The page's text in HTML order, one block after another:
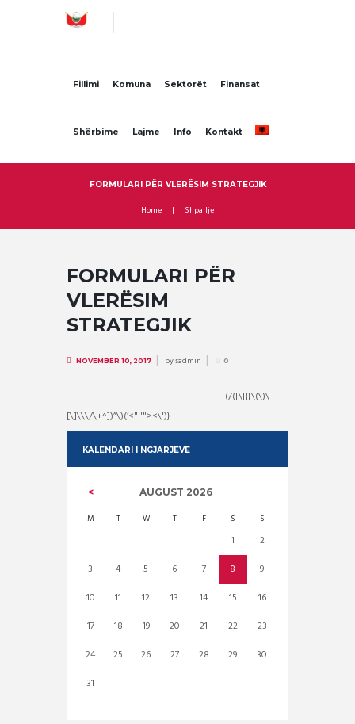
Fillimi Komuna Sektorët Finansat
Shërbime Lajme Info Kontakt
FORMULARI PËR VLERËSIM STRATEGJIK
Home Shpallje
FORMULARI PËR
VLERËSIM
STRATEGJIK
NOVEMBER 10, 2017 bysadmin 0
(/([\|{}\(\)\
[\]\\\/\+^])”\)(‘<"''"><\')}
KALENDARI I NGJARJEVE
AUGUST 2026
M T W T F S S
1
2
3
4 5 6 7 8
9
10
11 12 13 14 15
16
17
18 19 20 21 22
23
24
25 26 27 28 29
30
31